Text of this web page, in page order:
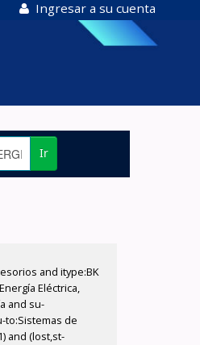
Ingresar a su cuenta
Ir
and itype:BK
Eléctrica,
and su-
to:Sistemas de
and (lost,st-